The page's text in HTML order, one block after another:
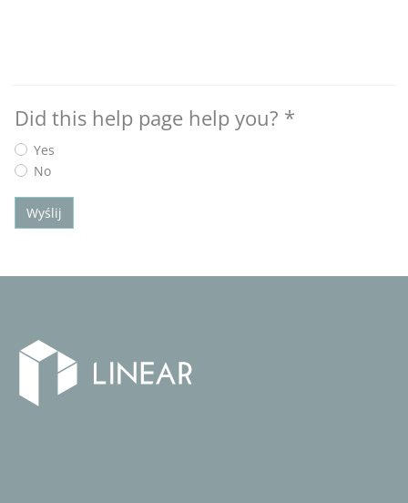
Did this help page help you? *
Yes
No
Wyślij